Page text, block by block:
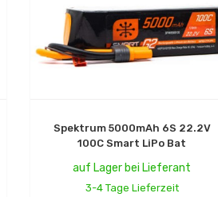
Spektrum 5000mAh 6S 22.2V
100C Smart LiPo Bat
auf Lager bei Lieferant
3-4 Tage Lieferzeit